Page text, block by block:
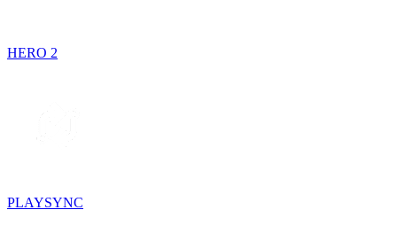
HERO 2
PLAYSYNC